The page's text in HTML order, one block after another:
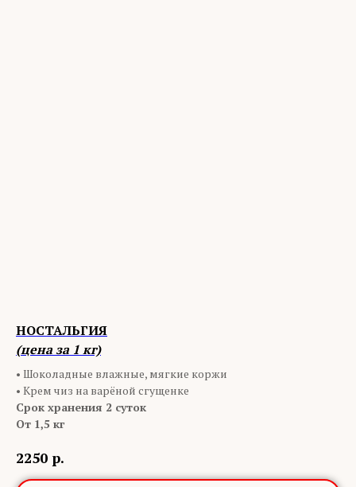
НОСТАЛЬГИЯ
(цена за 1 кг)
• Шоколадные влажные, мягкие коржи
• Крем чиз на варёной сгущенке
Срок хранения 2 суток
От 1,5 кг
2250 р.